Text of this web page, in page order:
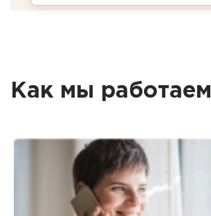
Как мы работаем